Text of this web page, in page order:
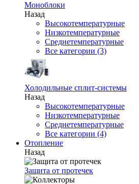
Моноблоки
Назад
Высокотемпературные
Низкотемпературные
Среднетемпературные
Все категории (3)
Холодильные сплит-системы
Назад
Высокотемпературные
Низкотемпературные
Среднетемпературные
Все категории (4)
Отопление
Назад
Защита от протечек